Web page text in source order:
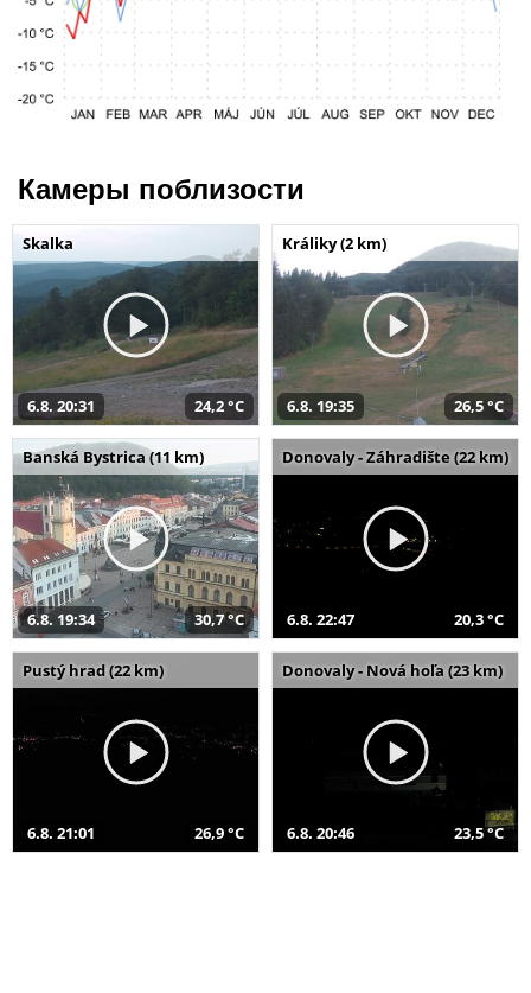
Камеры поблизости
Skalka
6.8. 20:31 24,2 °C
Králiky (2 km)
6.8. 19:35 26,5 °C
Banská Bystrica (11 km)
6.8. 19:34 30,7 °C
Donovaly - Záhradište (22 km)
6.8. 22:47 20,3 °C
Pustý hrad (22 km)
6.8. 21:01 26,9 °C
Donovaly - Nová hoľa (23 km)
6.8. 20:46 23,5 °C